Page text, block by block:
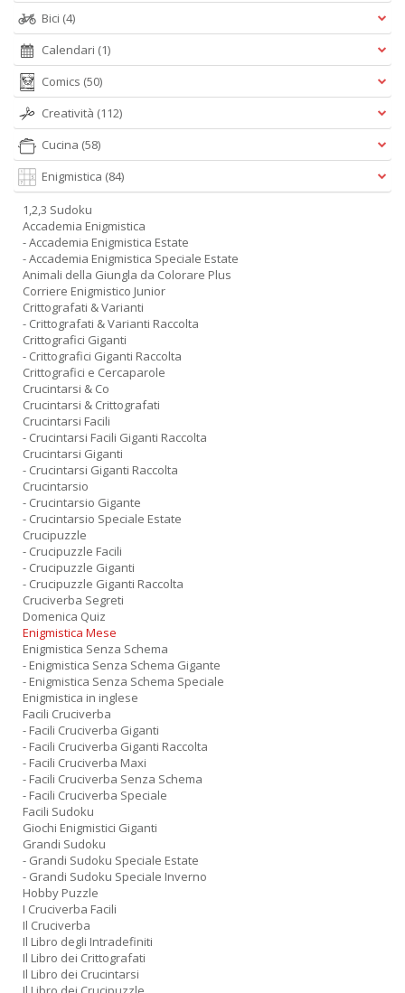
Bici (4)
Calendari (1)
Comics (50)
Creatività (112)
Cucina (58)
Enigmistica (84)
1,2,3 Sudoku
Accademia Enigmistica
- Accademia Enigmistica Estate
- Accademia Enigmistica Speciale Estate
Animali della Giungla da Colorare Plus
Corriere Enigmistico Junior
Crittografati & Varianti
- Crittografati & Varianti Raccolta
Crittografici Giganti
- Crittografici Giganti Raccolta
Crittografici e Cercaparole
Crucintarsi & Co
Crucintarsi & Crittografati
Crucintarsi Facili
- Crucintarsi Facili Giganti Raccolta
Crucintarsi Giganti
- Crucintarsi Giganti Raccolta
Crucintarsio
- Crucintarsio Gigante
- Crucintarsio Speciale Estate
Crucipuzzle
- Crucipuzzle Facili
- Crucipuzzle Giganti
- Crucipuzzle Giganti Raccolta
Cruciverba Segreti
Domenica Quiz
Enigmistica Mese
Enigmistica Senza Schema
- Enigmistica Senza Schema Gigante
- Enigmistica Senza Schema Speciale
Enigmistica in inglese
Facili Cruciverba
- Facili Cruciverba Giganti
- Facili Cruciverba Giganti Raccolta
- Facili Cruciverba Maxi
- Facili Cruciverba Senza Schema
- Facili Cruciverba Speciale
Facili Sudoku
Giochi Enigmistici Giganti
Grandi Sudoku
- Grandi Sudoku Speciale Estate
- Grandi Sudoku Speciale Inverno
Hobby Puzzle
I Cruciverba Facili
Il Cruciverba
Il Libro degli Intradefiniti
Il Libro dei Crittografati
Il Libro dei Crucintarsi